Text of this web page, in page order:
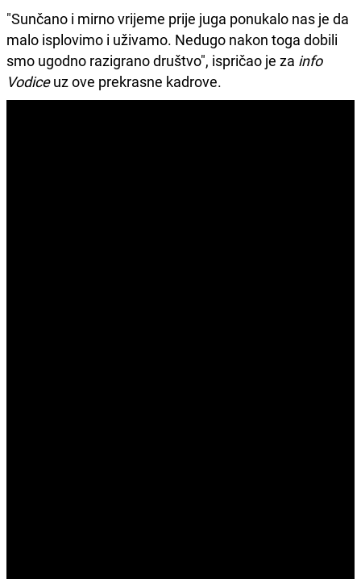
"Sunčano i mirno vrijeme prije juga ponukalo nas je da
malo isplovimo i uživamo. Nedugo nakon toga dobili
smo ugodno razigrano društvo", ispričao je za info
Vodiceuz ove prekrasne kadrove.